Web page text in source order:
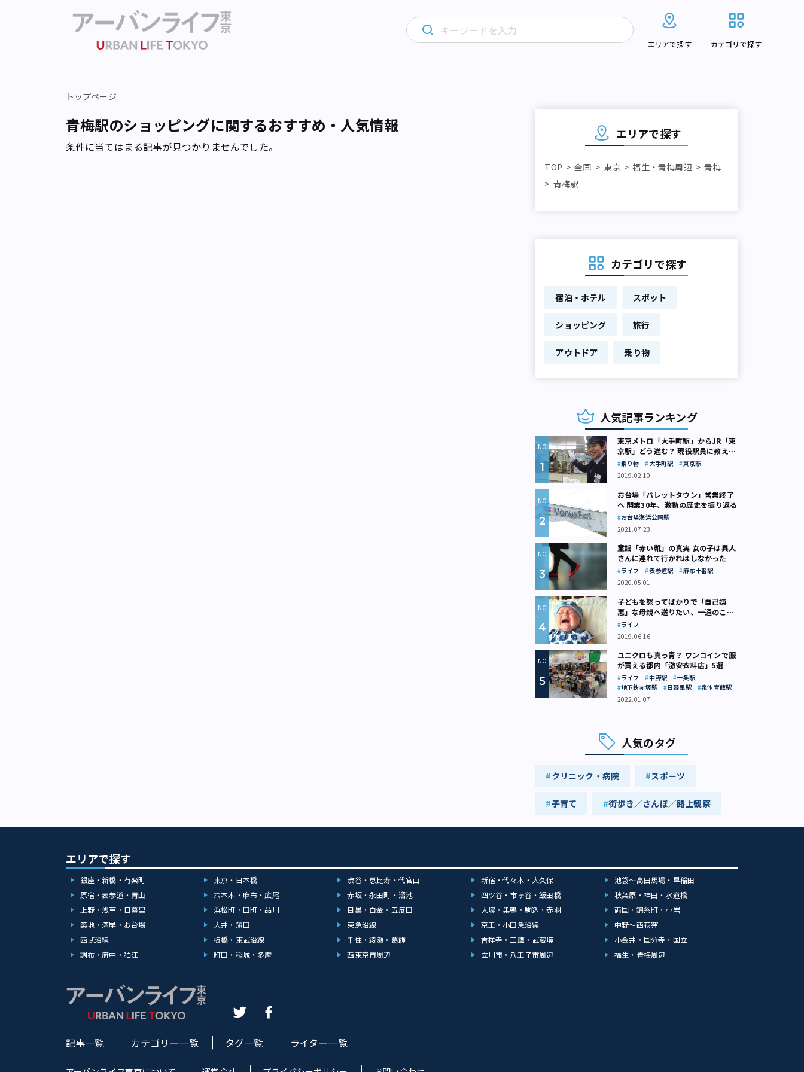
エリアで探す カテゴリで探す
トップページ
青梅駅のショッピングに関するおすすめ・人気情報
条件に当てはまる記事が見つかりませんでした。
エリアで探す
TOP 全国 東京 福生・青梅周辺
青梅
青梅駅
カテゴリで探す
宿泊・ホテル スポット
ショッピング 旅行
アウトドア 乗り物
人気記事ランキング
東京メトロ「大手町駅」からJR「東
京駅」どう進む？ 現役駅員に教えて
もらいました
乗り物 大手町駅
東京駅
2019.02.10
お台場「パレットタウン」営業終了
へ 開業30年、激動の歴史を振り返る
お台場海浜公園駅
2021.07.23
童謡「赤い靴」の真実 女の子は異人
さんに連れて行かれはしなかった
ライフ 表参道駅
麻布十番駅
2020.05.01
子どもを怒ってばかりで「自己嫌
悪」な母親へ送りたい、一通のここ
ろの処方箋
ライフ
2019.06.16
ユニクロも真っ青？ ワンコインで服
が買える都内「激安衣料店」5選
ライフ 中野駅
十条駅
地下鉄赤塚駅
日暮里駅
泉体育館駅
2022.01.07
人気のタグ
クリニック・病院 スポーツ
子育て 街歩き／さんぽ／路上観察
エリアで探す
銀座・新橋・有楽町 東京・日本橋 渋谷・恵比寿・代官山 新宿・代々木・大久保
池袋～高田馬場・早稲田
原宿・表参道・青山
六本木・麻布・広尾 赤坂・永田町・溜池 四ツ谷・市ヶ谷・飯田橋
秋葉原・神田・水道橋
上野・浅草・日暮里
浜松町・田町・品川 目黒・白金・五反田 大塚・巣鴨・駒込・赤羽
両国・錦糸町・小岩
築地・湾岸・お台場
大井・蒲田 東急沿線 京王・小田急沿線
中野～西荻窪
西武沿線
板橋・東武沿線 千住・綾瀬・葛飾 吉祥寺・三鷹・武蔵境
小金井・国分寺・国立
調布・府中・狛江
町田・稲城・多摩 西東京市周辺 立川市・八王子市周辺 福生・青梅周辺
記事一覧 カテゴリー一覧 タグ一覧 ライター一覧